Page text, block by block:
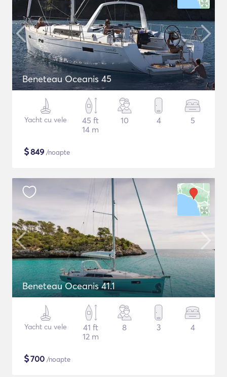
Beneteau Oceanis 45
Yacht cu vele
45 ft
14 m
10 4 5
$849 /noapte
Beneteau Oceanis 41.1
Yacht cu vele
41 ft
12 m
8 3 4
$700 /noapte